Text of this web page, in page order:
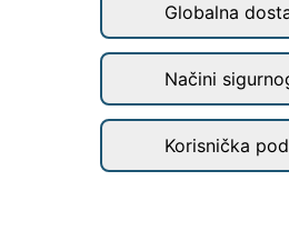
Globalna
Načini
Korisnička